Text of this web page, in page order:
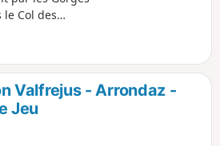
Col des
Nous
au refuge (à
à la
45665092
- Station
Valfrejus - Arrondaz -
Jeu